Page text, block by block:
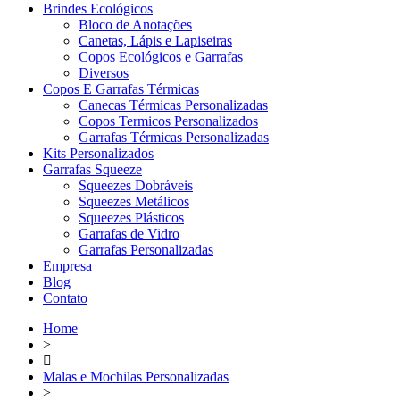
Brindes Ecológicos
Bloco de Anotações
Canetas, Lápis e Lapiseiras
Copos Ecológicos e Garrafas
Diversos
Copos E Garrafas Térmicas
Canecas Térmicas Personalizadas
Copos Termicos Personalizados
Garrafas Térmicas Personalizadas
Kits Personalizados
Garrafas Squeeze
Squeezes Dobráveis
Squeezes Metálicos
Squeezes Plásticos
Garrafas de Vidro
Garrafas Personalizadas
Empresa
Blog
Contato
Home
>
Malas e Mochilas Personalizadas
>